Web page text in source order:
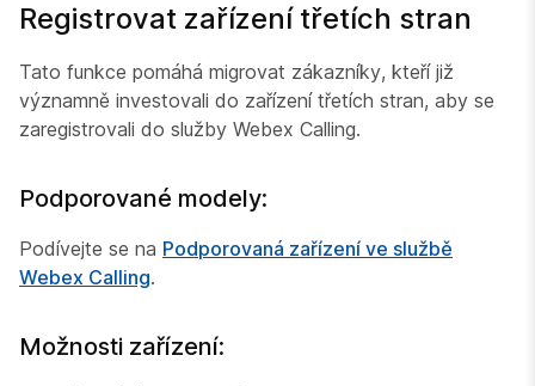
Registrovat zařízení třetích stran
Tato funkce pomáhá migrovat zákazníky, kteří již
významně investovali do zařízení třetích stran, aby se
zaregistrovali do služby Webex Calling.
Podporované modely:
Podívejte se na Podporovaná zařízení ve službě
Webex Calling.
Možnosti zařízení: